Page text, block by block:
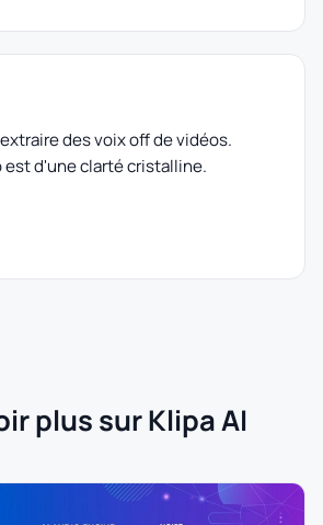
des voix off de vidéos.
est d'une clarté cristalline.
plus sur Klipa AI